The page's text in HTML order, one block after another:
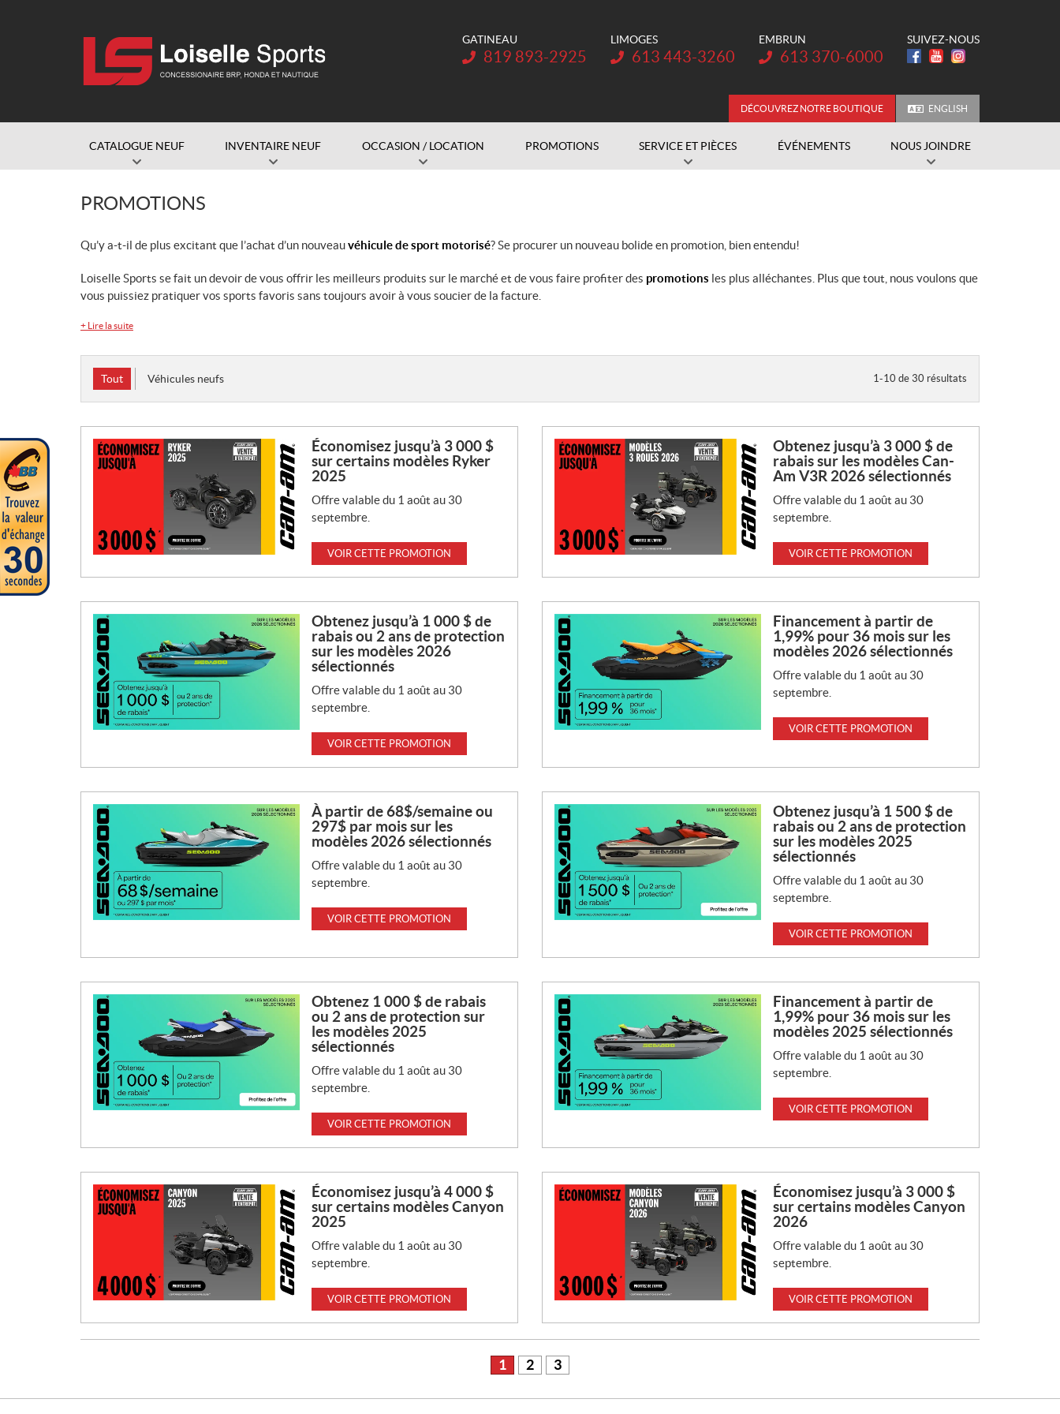
GATINEAU
Téléphone :
819 893-2925
LIMOGES
Téléphone :
613 443-3260
EMBRUN
Téléphone :
613 370-6000
SUIVEZ-NOUS
DÉCOUVREZ NOTRE BOUTIQUE ENGLISH
CATALOGUE NEUF INVENTAIRE NEUF OCCASION / LOCATION PROMOTIONS SERVICE ET PIÈCES ÉVÉNEMENTS NOUS JOINDRE
PROMOTIONS
Qu’y a-t-il de plus excitant que l’achat d’un nouveauvéhicule de sport motorisé? Se procurer un nouveau bolide en promotion, bien entendu!
Loiselle Sports se fait un devoir de vous offrir les meilleurs produits sur le marché et de vous faire profiter des promotions les plus alléchantes. Plus que tout, nous voulons que
vous puissiez pratiquer vos sports favoris sans toujours avoir à vous soucier de la facture.
+ Lire la suite
Tout Véhicules neufs 1-10 de 30 résultats
Économisez jusqu’à 3 000 $
sur certains modèles Ryker
2025
Offre valable du 1 août au 30
septembre.
VOIR CETTE PROMOTION
Obtenez jusqu’à 3 000 $ de
rabais sur les modèles Can-
Am V3R 2026 sélectionnés
Offre valable du 1 août au 30
septembre.
VOIR CETTE PROMOTION
Obtenez jusqu’à 1 000 $ de
rabais ou 2 ans de protection
sur les modèles 2026
sélectionnés
Offre valable du 1 août au 30
septembre.
VOIR CETTE PROMOTION
Financement à partir de
1,99% pour 36 mois sur les
modèles 2026 sélectionnés
Offre valable du 1 août au 30
septembre.
VOIR CETTE PROMOTION
À partir de 68$/semaine ou
297$ par mois sur les
modèles 2026 sélectionnés
Offre valable du 1 août au 30
septembre.
VOIR CETTE PROMOTION
Obtenez jusqu’à 1 500 $ de
rabais ou 2 ans de protection
sur les modèles 2025
sélectionnés
Offre valable du 1 août au 30
septembre.
VOIR CETTE PROMOTION
Obtenez 1 000 $ de rabais
ou 2 ans de protection sur
les modèles 2025
sélectionnés
Offre valable du 1 août au 30
septembre.
VOIR CETTE PROMOTION
Financement à partir de
1,99% pour 36 mois sur les
modèles 2025 sélectionnés
Offre valable du 1 août au 30
septembre.
VOIR CETTE PROMOTION
Économisez jusqu’à 4 000 $
sur certains modèles Canyon
2025
Offre valable du 1 août au 30
septembre.
VOIR CETTE PROMOTION
Économisez jusqu’à 3 000 $
sur certains modèles Canyon
2026
Offre valable du 1 août au 30
septembre.
VOIR CETTE PROMOTION
1 2 3